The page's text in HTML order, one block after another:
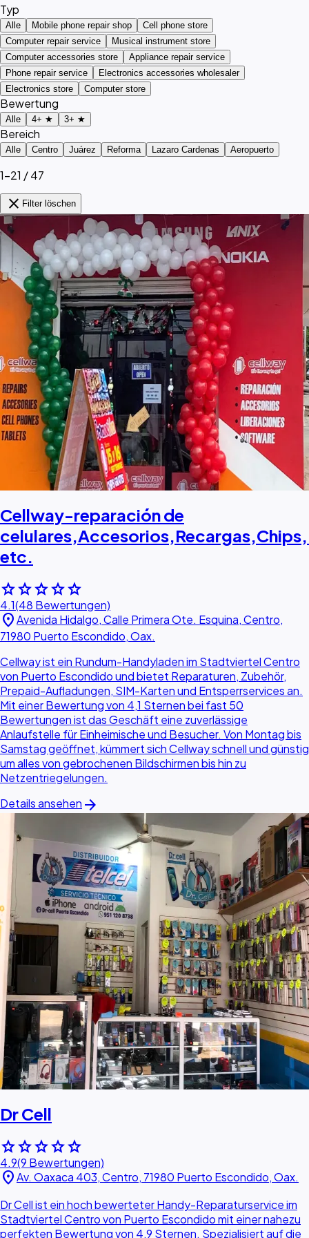
Typ
Alle Mobile phone repair shop
Cell phone store
Computer repair service
Musical instrument store
Computer accessories store
Appliance repair service
Phone repair service
Electronics accessories wholesaler
Electronics store
Computer store
Bewertung
Alle 4+ ★ 3+ ★
Bereich
Alle Centro Juárez Reforma Lazaro Cardenas Aeropuerto
1–21 / 47
close Filter löschen
Cellway-reparación de
etc.
starstarstarstarstar
4.1(48 Bewertungen)
location_onAvenida Hidalgo, Calle Primera Ote. Esquina, Centro,
71980 Puerto Escondido, Oax.
Cellway ist ein Rundum-Handyladen im Stadtviertel Centro
von Puerto Escondido und bietet Reparaturen, Zubehör,
Prepaid-Aufladungen, SIM-Karten und Entsperrservices an.
Mit einer Bewertung von 4,1 Sternen bei fast 50
Bewertungen ist das Geschäft eine zuverlässige
Anlaufstelle für Einheimische und Besucher. Von Montag bis
Samstag geöffnet, kümmert sich Cellway schnell und günstig
um alles von gebrochenen Bildschirmen bis hin zu
Netzentriegelungen.
Details ansehen arrow_forward
Dr Cell
starstarstarstarstar
4.9(9 Bewertungen)
location_onAv. Oaxaca 403, Centro, 71980 Puerto Escondido, Oax.
Dr Cell ist ein hoch bewerteter Handy-Reparaturservice im
Stadtviertel Centro von Puerto Escondido mit einer nahezu
perfekten Bewertung von 4,9 Sternen. Spezialisiert auf die